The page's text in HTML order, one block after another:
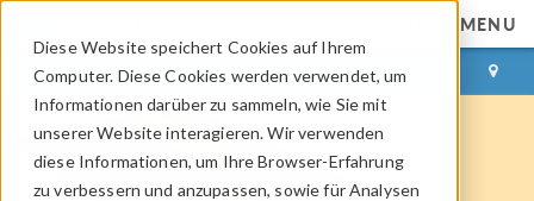
Diese Website speichert Cookies auf Ihrem
Computer. Diese Cookies werden verwendet, um
Informationen darüber zu sammeln, wie Sie mit
unserer Website interagieren. Wir verwenden
diese Informationen, um Ihre Browser-Erfahrung
zu verbessern und anzupassen, sowie für Analysen
MENU
ANMELDEN KONTAKT